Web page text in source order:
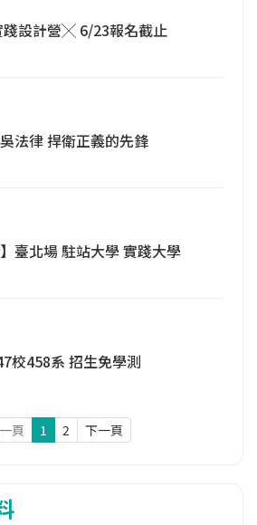
踐設計營╳ 6/23報名截止
法律 捍衛正義的先鋒
臺北場 駐站大學 實踐大學
校458系 招生免學測
頁 1 2 下一頁